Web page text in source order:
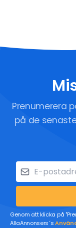
Prenumerera
på de
Genom att klicka på
AllaAnnonsers´s